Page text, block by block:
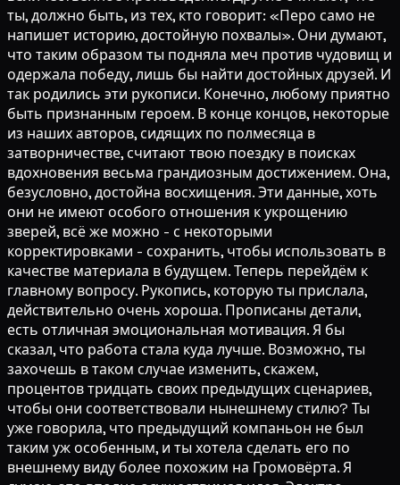
ты, должно быть, из тех, кто говорит: «Перо само не
напишет историю, достойную похвалы». Они думают,
что таким образом ты подняла меч против чудовищ и
одержала победу, лишь бы найти достойных друзей. И
так родились эти рукописи. Конечно, любому приятно
быть признанным героем. В конце концов, некоторые
из наших авторов, сидящих по полмесяца в
затворничестве, считают твою поездку в поисках
вдохновения весьма грандиозным достижением. Она,
безусловно, достойна восхищения. Эти данные, хоть
они не имеют особого отношения к укрощению
зверей, всё же можно - с некоторыми
корректировками - сохранить, чтобы использовать в
качестве материала в будущем. Теперь перейдём к
главному вопросу. Рукопись, которую ты прислала,
действительно очень хороша. Прописаны детали,
есть отличная эмоциональная мотивация. Я бы
сказал, что работа стала куда лучше. Возможно, ты
захочешь в таком случае изменить, скажем,
процентов тридцать своих предыдущих сценариев,
чтобы они соответствовали нынешнему стилю? Ты
уже говорила, что предыдущий компаньон не был
таким уж особенным, и ты хотела сделать его по
внешнему виду более похожим на Громовёрта. Я